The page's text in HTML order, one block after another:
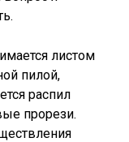
листом
пилой,
распил
прорези.